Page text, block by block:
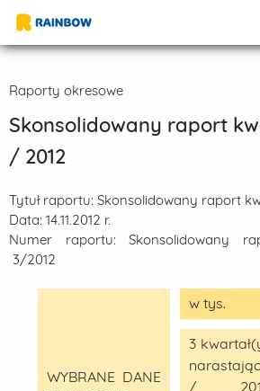
Raporty okresowe
Skonsolidowany raport
/ 2012
Tytuł raportu: Skonsolidowany raport
Data: 14.11.2012 r.
Numer raportu:Skonsolidowany
3/2012
WYBRANE DANE
w tys.
3
/